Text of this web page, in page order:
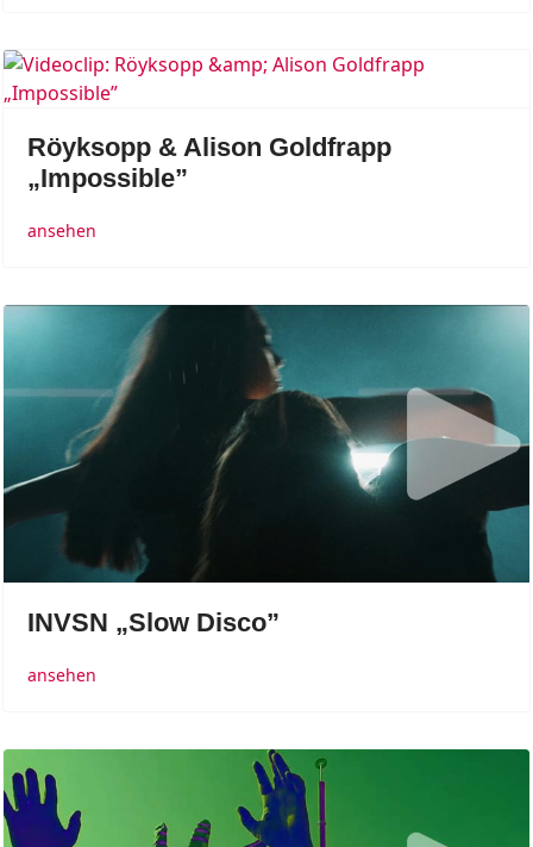
Röyksopp & Alison Goldfrapp
„Impossible”
ansehen
INVSN „Slow Disco”
ansehen